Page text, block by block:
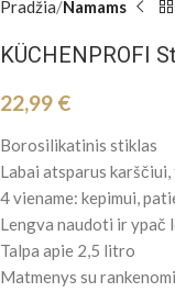
Pradžia Namams
KÜCHENPROFI
22,99 €
Borosilikatinis stiklas
Labai atsparus
4 viename: kepimui,
Lengva naudoti ir ypač
Talpa apie 2,5 litro
Matmenys su